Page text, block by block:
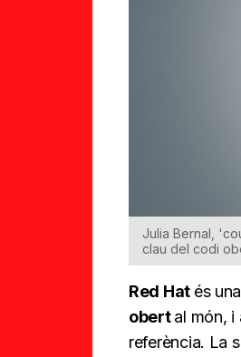
Julia Bernal,
clau del codi
Red Hat és
obertal món, i
referència. La